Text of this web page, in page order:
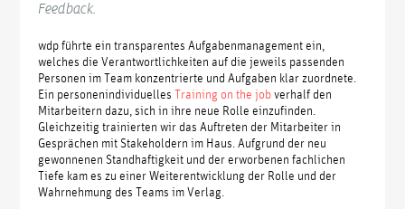
Feedback.
wdp führte ein transparentes Aufgabenmanagement ein,
welches die Verantwortlichkeiten auf die jeweils passenden
Personen im Team konzentrierte und Aufgaben klar zuordnete.
Ein personenindividuellesTraining on the jobverhalf den
Mitarbeitern dazu, sich in ihre neue Rolle einzufinden.
Gleichzeitig trainierten wir das Auftreten der Mitarbeiter in
Gesprächen mit Stakeholdern im Haus. Aufgrund der neu
gewonnenen Standhaftigkeit und der erworbenen fachlichen
Tiefe kam es zu einer Weiterentwicklung der Rolle und der
Wahrnehmung des Teams im Verlag.